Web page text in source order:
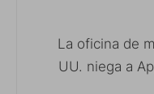
La oficina de
UU. niega a